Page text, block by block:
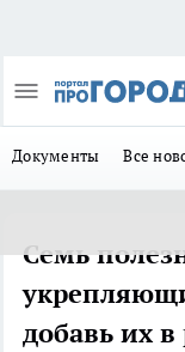
Документы Все
Семь
добавь их